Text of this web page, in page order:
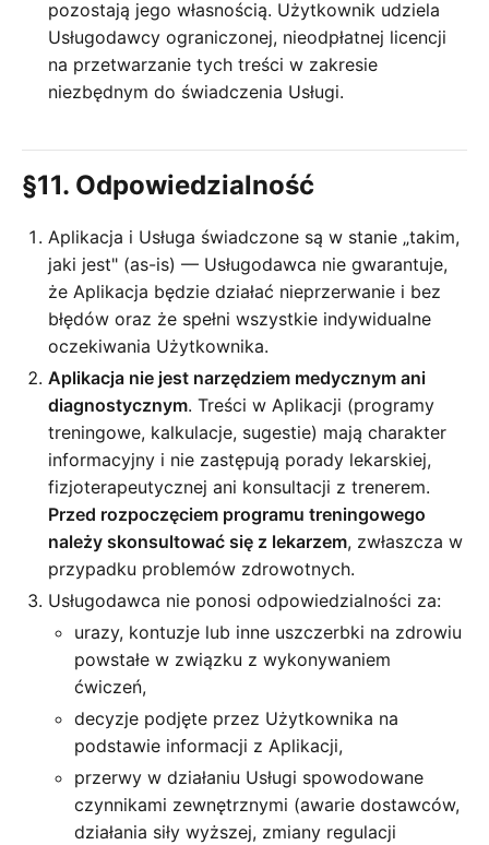
pozostają jego własnością. Użytkownik udziela
Usługodawcy ograniczonej, nieodpłatnej licencji
na przetwarzanie tych treści w zakresie
niezbędnym do świadczenia Usługi.
§11. Odpowiedzialność
Aplikacja i Usługa świadczone są w stanie „takim,
jaki jest" (as-is) — Usługodawca nie gwarantuje,
że Aplikacja będzie działać nieprzerwanie i bez
błędów oraz że spełni wszystkie indywidualne
oczekiwania Użytkownika.
Aplikacja nie jest narzędziem medycznym ani
diagnostycznym. Treści w Aplikacji (programy
treningowe, kalkulacje, sugestie) mają charakter
informacyjny i nie zastępują porady lekarskiej,
fizjoterapeutycznej ani konsultacji z trenerem.
Przed rozpoczęciem programu treningowego
należy skonsultować się z lekarzem, zwłaszcza w
przypadku problemów zdrowotnych.
Usługodawca nie ponosi odpowiedzialności za:
urazy, kontuzje lub inne uszczerbki na zdrowiu
powstałe w związku z wykonywaniem
ćwiczeń,
decyzje podjęte przez Użytkownika na
podstawie informacji z Aplikacji,
przerwy w działaniu Usługi spowodowane
czynnikami zewnętrznymi (awarie dostawców,
działania siły wyższej, zmiany regulacji